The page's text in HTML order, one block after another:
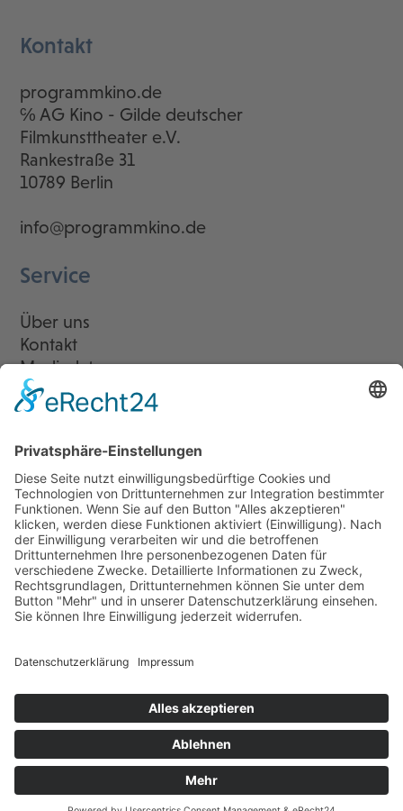
Kontakt
programmkino.de
℅ AG Kino - Gilde deutscher
Filmkunsttheater e.V.
Rankestraße 31
10789 Berlin
info@programmkino.de
Service
Über uns
Kontakt
Mediadaten
Newsletter
LogIn
Legal
Impressum
Datenschutzerklärung
Cookie-Einstellungen
Programmkino.de richtet sich an Film- und Kinobegeisterte jeden
Geschlechts. Zur besseren Lesbarkeit haben wir uns aber entschlossen,
auf eine Doppelnennung oder Genderzeichen zu verzichten. Wo möglich
MADE BYMUMBOMEDIA